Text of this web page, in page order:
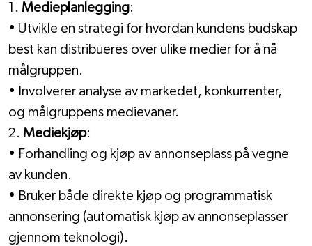
1. Medieplanlegging:
• Utvikle en strategi for hvordan kundens budskap
best kan distribueres over ulike medier for å nå
målgruppen.
• Involverer analyse av markedet, konkurrenter,
og målgruppens medievaner.
2. Mediekjøp:
• Forhandling og kjøp av annonseplass på vegne
av kunden.
• Bruker både direkte kjøp og programmatisk
annonsering (automatisk kjøp av annonseplasser
gjennom teknologi).